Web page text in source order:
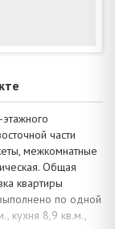
части
межкомнатные
Общая
квартиры
по одной
кухня 8,9 кв.м.,